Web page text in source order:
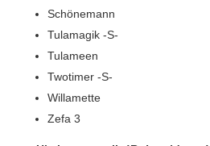
Schönemann
Tulamagik -S-
Tulameen
Twotimer -S-
Willamette
Zefa 3